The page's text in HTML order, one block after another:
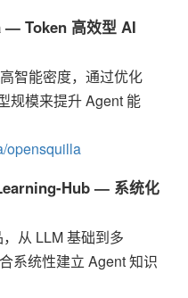
Token 高效型 AI
智能密度，通过优化
规模来提升 Agent 能
opensquilla
Hub — 系统化
从 LLM 基础到多
系统性建立 Agent 知识